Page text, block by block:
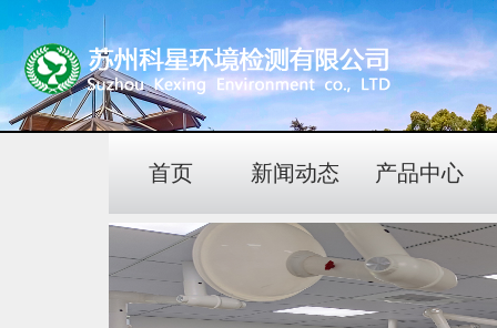
首页 新闻动态 产品中心